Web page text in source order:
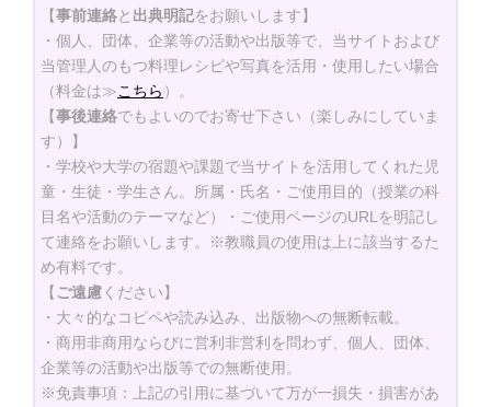
【事前連絡と 出典明記をお願いします】
・個人、団体、企業等の活動や出版等で、当サイトおよび
当管理人のもつ料理レシピや写真を活用・使用したい場合
（料金は≫こちら ）。
【事後連絡でもよいのでお寄せ下さい（楽しみにしていま
す）】
・学校や大学の宿題や課題で当サイトを活用してくれた児
童・生徒・学生さん。所属・氏名・ご使用目的（授業の科
目名や活動のテーマなど）・ご使用ページのURLを明記し
て連絡をお願いします。※教職員の使用は上に該当するた
め有料です。
【 ご遠慮ください】
・大々的なコピペや読み込み、出版物への無断転載。
・商用非商用ならびに営利非営利を問わず、個人、団体、
企業等の活動や出版等での無断使用。
※免責事項：上記の引用に基づいて万が一損失・損害があ